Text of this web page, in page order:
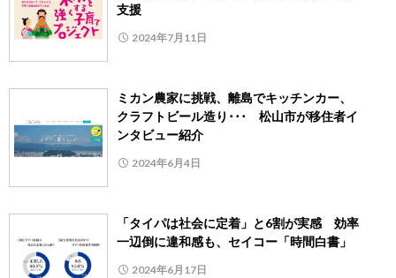
支援
2024年7月11日
ミカン農家に挑戦、離島でキッチンカー、
クラフトビール造り･･･ 松山市が移住者イ
ンタビュー紹介
2024年6月4日
「タイパは社会に定着」と6割が実感 効率
一辺倒に違和感も、セイコー「時間白書」
2024年6月17日